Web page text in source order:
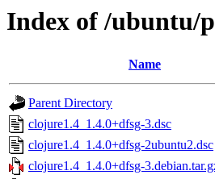
Index of /ubuntu/
Name
Parent Directory
clojure1.4_1.4.0+dfsg-3.dsc
clojure1.4_1.4.0+dfsg-2ubuntu2.dsc
clojure1.4_1.4.0+dfsg-